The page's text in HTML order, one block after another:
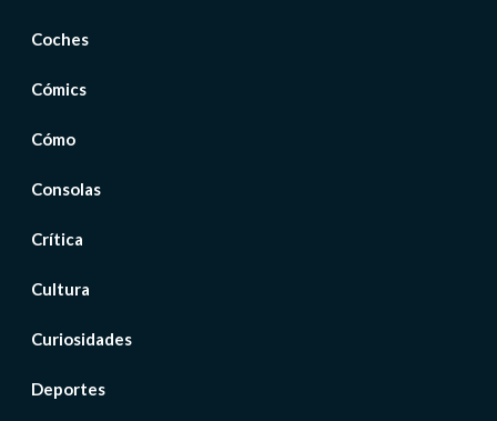
Coches
Cómics
Cómo
Consolas
Crítica
Cultura
Curiosidades
Deportes